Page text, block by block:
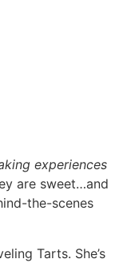
experiences
are sweet…and
the-scenes
Tarts. She’s